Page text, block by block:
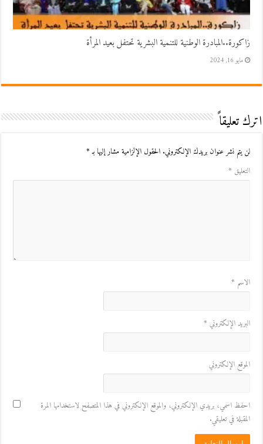
زاكورة..المبادرة الوطنية للتنمية البشرية تحتفل بعيد المرأة
مايو 16, 2024
اترك تعليقاً
لن يتم نشر عنوان بريدك الإلكتروني. الحقول الإلزامية مشار إليها بـ*
التعليق *
الاسم *
البريد الإلكتروني *
الموقع الإلكتروني
احفظ اسمي، بريدي الإلكتروني، والموقع الإلكتروني في هذا المتصفح لاستخدامها المرة
المقبلة في تعليقي.